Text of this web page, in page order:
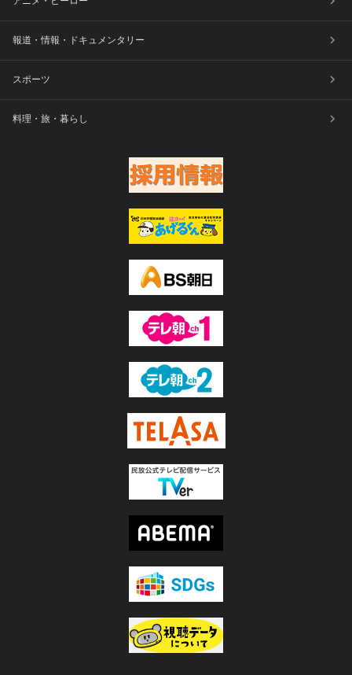
報道・情報・ドキュメンタリー
スポーツ
料理・旅・暮らし